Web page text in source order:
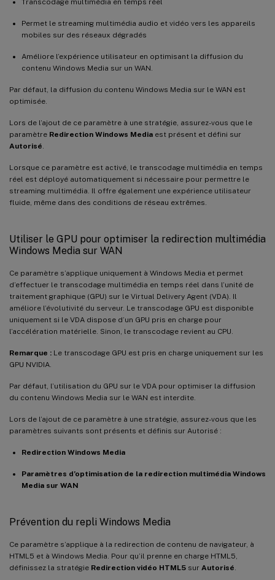
Permet le streaming multimédia audio et vidéo vers les appareils
mobiles sur des réseaux dégradés
Améliore l’expérience utilisateur en optimisant la diffusion du
contenu Windows Media sur un WAN.
Par défaut, la diffusion du contenu Windows Media sur le WAN est
optimisée.
Lors de l’ajout de ce paramètre à une stratégie, assurez-vous que le
paramètre Redirection Windows Media est présent et défini sur
Autorisé
Lorsque ce paramètre est activé, le transcodage multimédia en temps
réel est déployé automatiquement si nécessaire pour permettre le
streaming multimédia. Il offre également une expérience utilisateur
fluide, même dans des conditions de réseau extrêmes.
Utiliser le GPU pour optimiser la redirection multimédia
Windows Media sur WAN
Ce paramètre s’applique uniquement à Windows Media et permet
d’effectuer le transcodage multimédia en temps réel dans l’unité de
traitement graphique (GPU) sur le Virtual Delivery Agent (VDA). Il
améliore l’évolutivité du serveur. Le transcodage GPU est disponible
uniquement si le VDA dispose d’un GPU pris en charge pour
l’accélération matérielle. Sinon, le transcodage revient au CPU.
Remarque : Le transcodage GPU est pris en charge uniquement sur les
GPU NVIDIA.
Par défaut, l’utilisation du GPU sur le VDA pour optimiser la diffusion
du contenu Windows Media sur le WAN est interdite.
Lors de l’ajout de ce paramètre à une stratégie, assurez-vous que les
paramètres suivants sont présents et définis sur Autorisé :
Redirection Windows Media
Paramètres d’optimisation de la redirection multimédia Windows
Media sur WAN
Prévention du repli Windows Media
Ce paramètre s’applique à la redirection de contenu de navigateur, à
HTML5 et à Windows Media. Pour qu’il prenne en charge HTML5,
définissez la stratégie Redirection vidéo HTML5 sur Autorisé